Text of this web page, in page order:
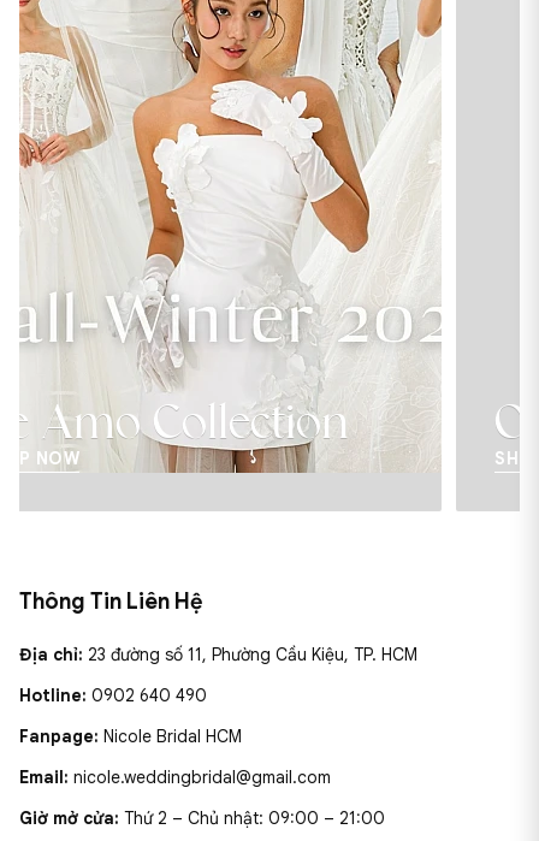
Over The
SHOP NOW
Thông Tin Liên Hệ
Địa chỉ: 23 đường số 11, Phường Cầu Kiệu, TP. HCM
Hotline: 0902 640 490
Fanpage: Nicole Bridal HCM
Email: nicole.weddingbridal@gmail.com
Giờ mở cửa: Thứ 2 – Chủ nhật: 09:00 – 21:00